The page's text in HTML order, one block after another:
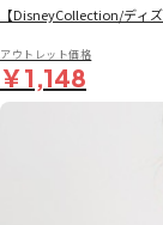
【DisneyCollection/ディ
アウトレット価格
￥1,148